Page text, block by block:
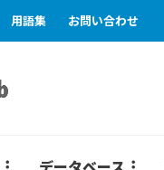
用語集 お問い合わせ